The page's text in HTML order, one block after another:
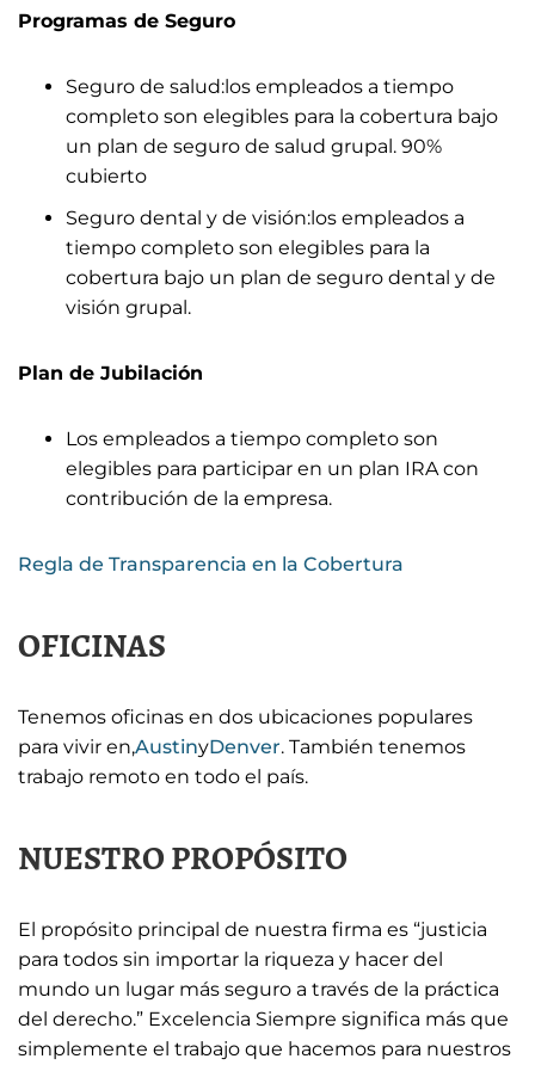
Programas de Seguro
Seguro de salud:los empleados a tiempo
completo son elegibles para la cobertura bajo
un plan de seguro de salud grupal. 90%
cubierto
Seguro dental y de visión:los empleados a
tiempo completo son elegibles para la
cobertura bajo un plan de seguro dental y de
visión grupal.
Plan de Jubilación
Los empleados a tiempo completo son
elegibles para participar en un plan IRA con
contribución de la empresa.
Regla de Transparencia en la Cobertura
OFICINAS
Tenemos oficinas en dos ubicaciones populares
para vivir en,AustinyDenver. También tenemos
trabajo remoto en todo el país.
NUESTRO PROPÓSITO
El propósito principal de nuestra firma es “justicia
para todos sin importar la riqueza y hacer del
mundo un lugar más seguro a través de la práctica
del derecho.” Excelencia Siempre significa más que
simplemente el trabajo que hacemos para nuestros